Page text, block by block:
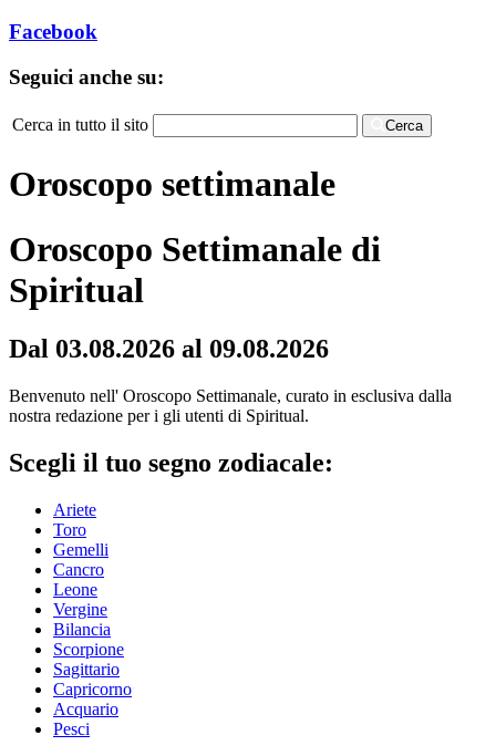
Facebook
Seguici anche su:
Cerca in tutto il sito Cerca
Oroscopo settimanale
Oroscopo Settimanale di
Spiritual
Dal 03.08.2026 al 09.08.2026
Benvenuto nell' Oroscopo Settimanale, curato in esclusiva dalla
nostra redazione per i gli utenti di Spiritual.
Scegli il tuo segno zodiacale:
Ariete
Toro
Gemelli
Cancro
Leone
Vergine
Bilancia
Scorpione
Sagittario
Capricorno
Acquario
Pesci